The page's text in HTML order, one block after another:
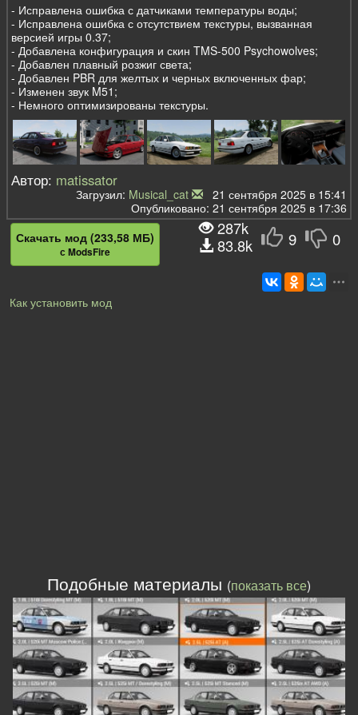
- Исправлена ошибка с датчиками температуры воды;
- Исправлена ошибка с отсутствием текстуры, вызванная
версией игры 0.37;
- Добавлена конфигурация и скин TMS-500 Psychowolves;
- Добавлен плавный розжиг света;
- Добавлен PBR для желтых и черных включенных фар;
- Изменен звук M51;
- Немного оптимизированы текстуры.
Автор: matissator
Загрузил: Musical_cat
21 сентября 2025 в 15:41
Опубликовано: 21 сентября 2025 в 17:36
9 0
Скачать мод (233,58 МБ)
с ModsFire
287k
83.8k
Как установить мод
Подобные материалы (показать все)